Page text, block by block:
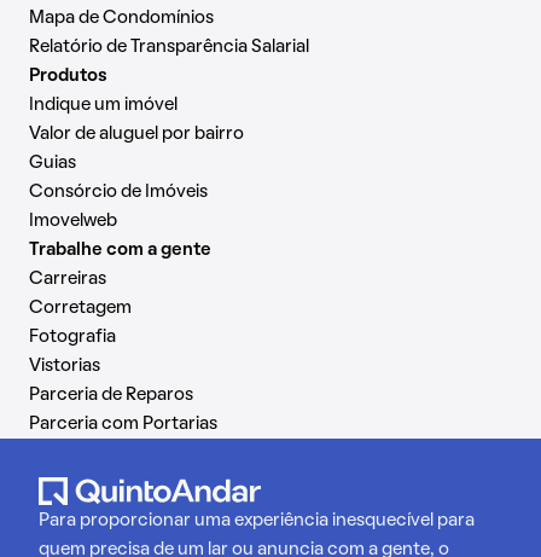
Mapa de Condomínios
Relatório de Transparência Salarial
Produtos
Indique um imóvel
Valor de aluguel por bairro
Guias
Consórcio de Imóveis
Imovelweb
Trabalhe com a gente
Carreiras
Corretagem
Fotografia
Vistorias
Parceria de Reparos
Parceria com Portarias
Para proporcionar uma experiência inesquecível para
quem precisa de um lar ou anuncia com a gente, o